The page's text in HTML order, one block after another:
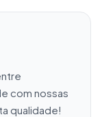
com nossas
qualidade!